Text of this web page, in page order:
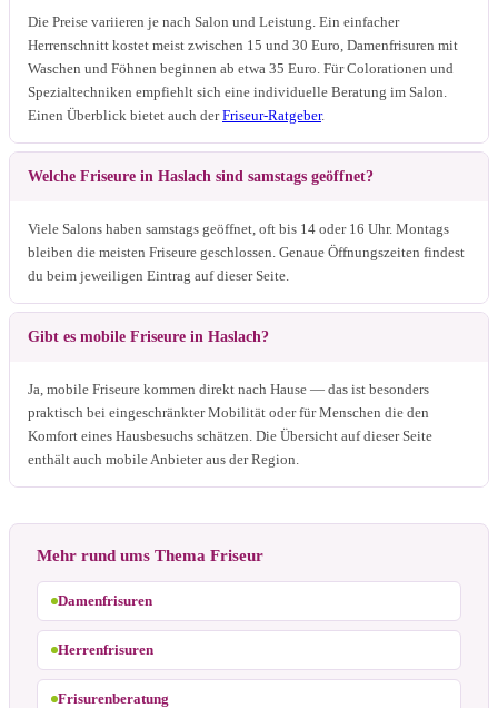
Die Preise variieren je nach Salon und Leistung. Ein einfacher
Herrenschnitt kostet meist zwischen 15 und 30 Euro, Damenfrisuren mit
Waschen und Föhnen beginnen ab etwa 35 Euro. Für Colorationen und
Spezialtechniken empfiehlt sich eine individuelle Beratung im Salon.
Einen Überblick bietet auch derFriseur-Ratgeber.
Welche Friseure in Haslach sind samstags geöffnet?
Viele Salons haben samstags geöffnet, oft bis 14 oder 16 Uhr. Montags
bleiben die meisten Friseure geschlossen. Genaue Öffnungszeiten findest
du beim jeweiligen Eintrag auf dieser Seite.
Gibt es mobile Friseure in Haslach?
Ja, mobile Friseure kommen direkt nach Hause — das ist besonders
praktisch bei eingeschränkter Mobilität oder für Menschen die den
Komfort eines Hausbesuchs schätzen. Die Übersicht auf dieser Seite
enthält auch mobile Anbieter aus der Region.
Mehr rund ums Thema Friseur
Damenfrisuren
Herrenfrisuren
Frisurenberatung